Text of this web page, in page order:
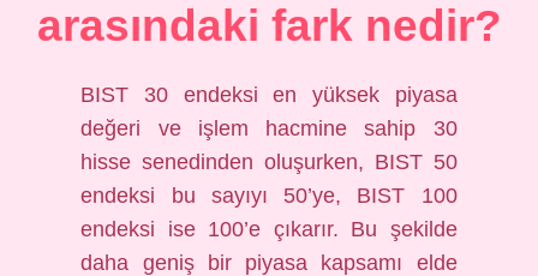
arasındaki fark nedir?
BIST 30 endeksi en yüksek piyasa
değeri ve işlem hacmine sahip 30
hisse senedinden oluşurken, BIST 50
endeksi bu sayıyı 50’ye, BIST 100
endeksi ise 100’e çıkarır. Bu şekilde
daha geniş bir piyasa kapsamı elde